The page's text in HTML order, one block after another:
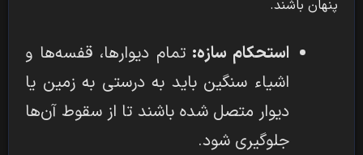
پنهان باشند.
استحکام سازه:تمام دیوارها، قفسه‌ها و
اشیاء سنگین باید به درستی به زمین یا
دیوار متصل شده باشند تا از سقوط آن‌ها
جلوگیری شود.